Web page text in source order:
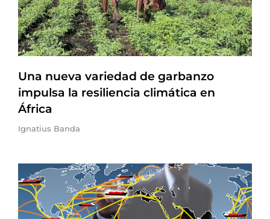
Una nueva variedad de garbanzo
impulsa la resiliencia climática en
África
Ignatius Banda